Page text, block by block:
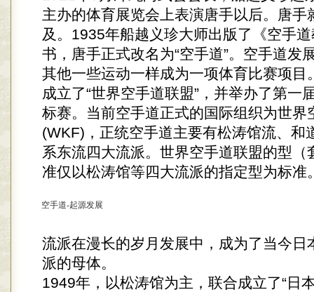
主办的体育展览会上表演唐手以后。唐手
及。1935年船越义珍大师出版了《空手
书，唐手正式改名为“空手道”。空手道发
其他一些运动一样成为一项体育比赛项目
成立了“世界空手道联盟”，并举办了第一
标赛。当前空手道正式的国际组织为世界
(WKF)，正统空手道主要有松涛馆流、和
系东流四大流派。世界空手道联盟的型（
准仅以松涛馆等四大流派的指定型为标准
空手道-起源发展
流派在漫长的岁月发展中，成为了当今日
派的母体。
1949年，以松涛馆为主，联合成立了“日